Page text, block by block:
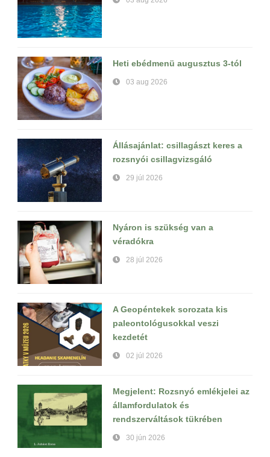
Heti ebédmenü augusztus 3-tól
03 aug 2026
Állásajánlat: csillagászt keres a
rozsnyói csillagvizsgáló
29 júl 2026
Nyáron is szükség van a
véradókra
28 júl 2026
A Geopéntekek sorozata kis
paleontológusokkal veszi
kezdetét
02 júl 2026
Megjelent: Rozsnyó emlékjelei az
államfordulatok és
rendszerváltások tükrében
30 jún 2026